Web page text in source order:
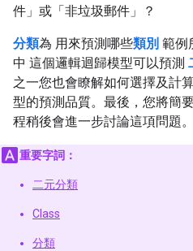
件」或「非垃圾郵件」？
分類為 用來預測哪些類別 範例
中 這個邏輯迴歸模型可以預測
之一您也會瞭解如何選擇及計
型的預測品質。最後，您將簡
程稍後會進一步討論這項問題。
重要字詞：
二元分類
Class
分類